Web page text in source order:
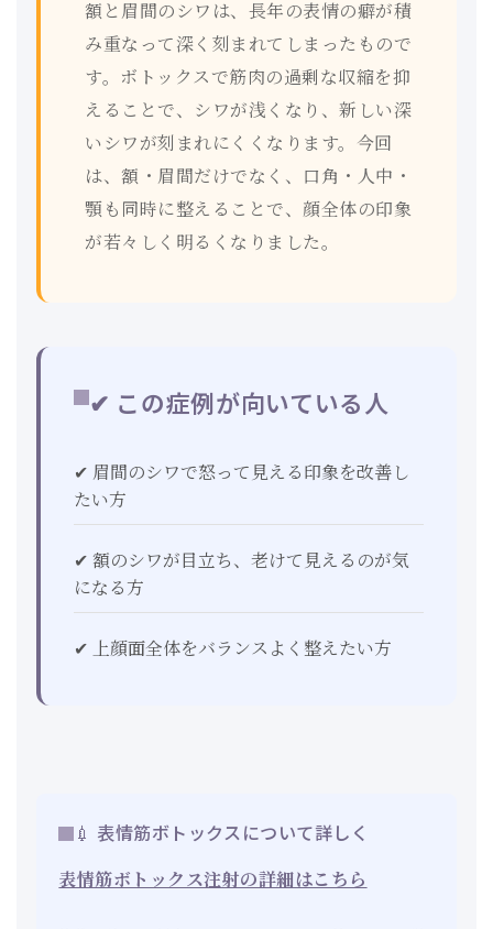
額と眉間のシワは、長年の表情の癖が積
み重なって深く刻まれてしまったもので
す。ボトックスで筋肉の過剰な収縮を抑
えることで、シワが浅くなり、新しい深
いシワが刻まれにくくなります。今回
は、額・眉間だけでなく、口角・人中・
顎も同時に整えることで、顔全体の印象
が若々しく明るくなりました。
✔ この症例が向いている人
✔ 眉間のシワで怒って見える印象を改善し
たい方
✔ 額のシワが目立ち、老けて見えるのが気
になる方
✔ 上顔面全体をバランスよく整えたい方
💉 表情筋ボトックスについて詳しく
表情筋ボトックス注射の詳細はこちら